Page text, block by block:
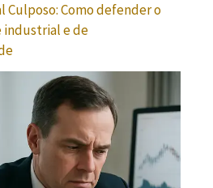
Culposo: Como defender o
industrial e de